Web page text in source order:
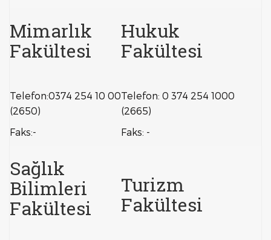
Mimarlık
Fakültesi
Telefon:0374 254 10 00
(2650)
Faks:-
Hukuk
Fakültesi
Telefon: 0 374 254 1000
(2665)
Faks: -
Sağlık
Bilimleri
Fakültesi
Turizm
Fakültesi